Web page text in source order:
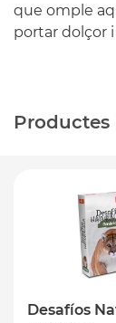
que omple
portar dolçor
Productes
Desafíos